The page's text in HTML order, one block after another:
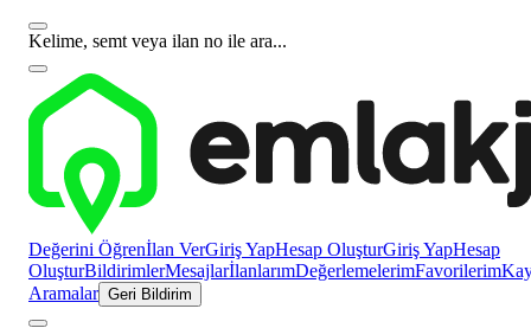
Kelime, semt veya ilan no ile ara...
Değerini Öğrenİlan VerGiriş YapHesap OluşturGiriş YapHesap
OluşturBildirimlerMesajlarİlanlarımDeğerlemelerimFavorilerim
Aramalar Geri Bildirim